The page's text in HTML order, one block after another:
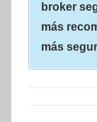
broker
más
más